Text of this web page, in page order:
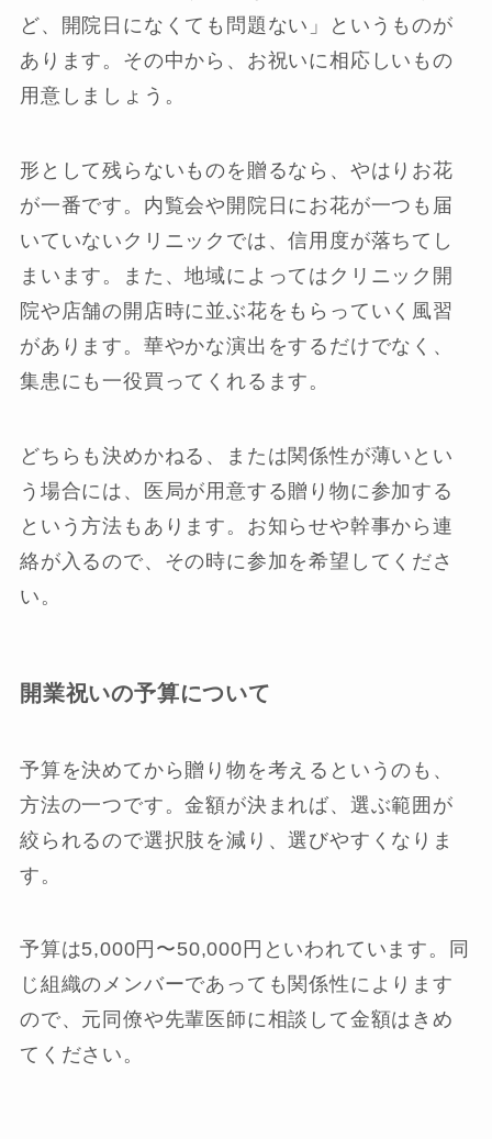
ど、開院日になくても問題ない」というものが
あります。その中から、お祝いに相応しいもの
用意しましょう。
形として残らないものを贈るなら、やはりお花
が一番です。内覧会や開院日にお花が一つも届
いていないクリニックでは、信用度が落ちてし
まいます。また、地域によってはクリニック開
院や店舗の開店時に並ぶ花をもらっていく風習
があります。華やかな演出をするだけでなく、
集患にも一役買ってくれるます。
どちらも決めかねる、または関係性が薄いとい
う場合には、医局が用意する贈り物に参加する
という方法もあります。お知らせや幹事から連
絡が入るので、その時に参加を希望してくださ
い。
開業祝いの予算について
予算を決めてから贈り物を考えるというのも、
方法の一つです。金額が決まれば、選ぶ範囲が
絞られるので選択肢を減り、選びやすくなりま
す。
予算は5,000円〜50,000円といわれています。同
じ組織のメンバーであっても関係性によります
ので、元同僚や先輩医師に相談して金額はきめ
てください。